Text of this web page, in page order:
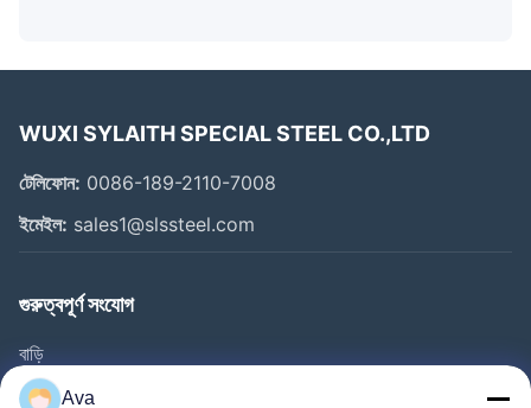
WUXI SYLAITH SPECIAL STEEL CO.,LTD
টেলিফোন: 0086-189-2110-7008
ইমেইল: sales1@slssteel.com
গুরুত্বপূর্ণ সংযোগ
বাড়ি
পণ্য
Ava